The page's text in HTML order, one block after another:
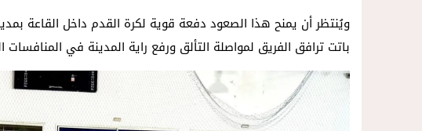
ويُنتظر أن يمنح هذا الصعود دفعة قوية لكرة القدم داخل القاعة
باتت ترافق الفريق لمواصلة التألق ورفع راية المدينة في المنافسات